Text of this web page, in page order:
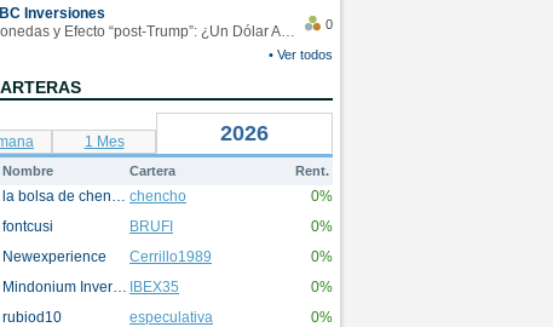
Inversiones
Monedas y Efecto “post-Trump”: ¿Un Dólar Americano operando en rangos?
0
• Ver todos
1 Mes 2026
Nombre Cartera Rent.
la bolsa de chencho chencho 0%
fontcusi BRUFI 0%
Newexperience Cerrillo1989 0%
Mindonium Inversions IBEX35 0%
rubiod10 especulativa 0%